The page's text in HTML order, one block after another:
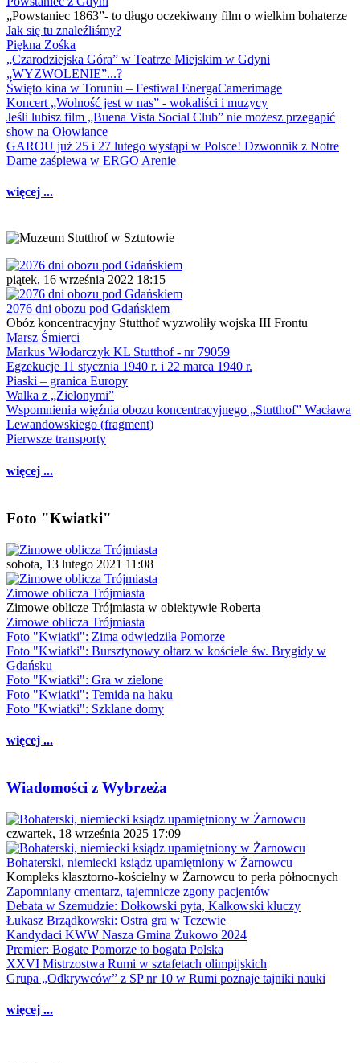
„Powstaniec 1863”- to długo oczekiwany film o wielkim bohaterze
Jak się tu znaleźliśmy?
Piękna Zośka
„Czarodziejska Góra” w Teatrze Miejskim w Gdyni
„WYZWOLENIE”...?
Święto kina w Toruniu – Festiwal EnergaCamerimage
Koncert „Wolność jest w nas” - wokaliści i muzycy
Jeśli lubisz film „Buena Vista Social Club” nie możesz przegapić
show na Ołowiance
GAROU już 25 i 27 lutego wystąpi w Polsce! Dzwonnik z Notre
Dame zaśpiewa w ERGO Arenie
więcej ...
piątek, 16 września 2022 18:15
2076 dni obozu pod Gdańskiem
Obóz koncentracyjny Stutthof wyzwoliły wojska III Frontu
Marsz Śmierci
Markus Włodarczyk KL Stutthof - nr 79059
Egzekucje 11 stycznia 1940 r. i 22 marca 1940 r.
Piaski – granica Europy
Walka z „Zielonymi”
Wspomnienia więźnia obozu koncentracyjnego „Stutthof” Wacława
Lewandowskiego (fragment)
Pierwsze transporty
więcej ...
Foto "Kwiatki"
sobota, 13 lutego 2021 11:08
Zimowe oblicza Trójmiasta
Zimowe oblicze Trójmiasta w obiektywie Roberta
Zimowe oblicza Trójmiasta
Foto "Kwiatki": Zima odwiedziła Pomorze
Foto "Kwiatki": Bursztynowy ołtarz w kościele św. Brygidy w
Gdańsku
Foto "Kwiatki": Gra w zielone
Foto "Kwiatki": Temida na haku
Foto "Kwiatki": Szklane domy
więcej ...
Wiadomości z Wybrzeża
czwartek, 18 września 2025 17:09
Bohaterski, niemiecki ksiądz upamiętniony w Żarnowcu
Kompleks klasztorno-kościelny w Żarnowcu to perła północnych
Zapomniany cmentarz, tajemnicze zgony pacjentów
Debata w Szemudzie: Dołkowski pyta, Kalkowski kluczy
Łukasz Brządkowski: Ostra gra w Tczewie
Kandydaci KWW Nasza Gmina Żukowo 2024
Premier: Bogate Pomorze to bogata Polska
XXVI Mistrzostwa Rumi w sztafetach olimpijskich
Grupa „Odkrywców” z SP nr 10 w Rumi poznaje tajniki nauki
więcej ...